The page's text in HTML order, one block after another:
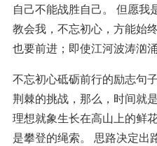
自己不能战胜自己。 但愿我
教会我，不忘初心，方能始
也要前进；即使江河波涛汹
不忘初心砥砺前行的励志句
荆棘的挑战，那么，时间就
理想就象生长在高山上的鲜
是攀登的绳索。 思路决定出